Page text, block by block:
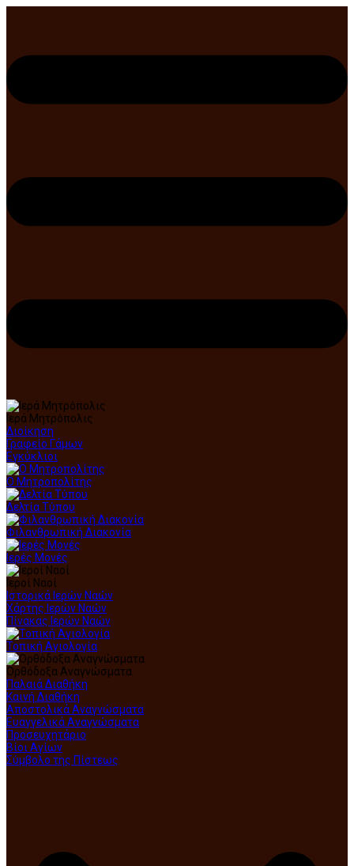
Ιερά Μητρόπολις
Διοίκηση
Γραφείο Γάμων
Εγκύκλιοι
Ο Μητροπολίτης
Δελτία Τύπου
Φιλανθρωπική Διακονία
Ιερές Μονές
Ιεροί Ναοί
Ιστορικά Ιερών Ναών
Χάρτης Ιερών Ναών
Πίνακας Ιερών Ναών
Τοπική Αγιολογία
Ορθόδοξα Αναγνώσματα
Παλαιά Διαθήκη
Καινή Διαθήκη
Αποστολικά Αναγνώσματα
Ευαγγελικά Αναγνώσματα
Προσευχητάριο
Βίοι Αγίων
Σύμβολο της Πίστεως